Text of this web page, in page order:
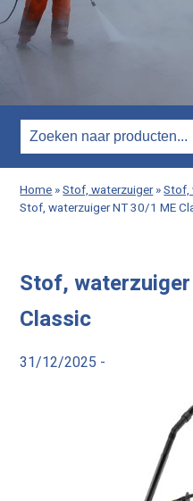
Home»Stof, waterzuiger»Stof,
Stof, waterzuiger NT 30/1 ME
Stof,
Classic
31/12/2025 -